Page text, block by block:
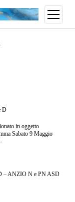
D
in oggetto
Sabato 9 Maggio
– ANZIO N e PN ASD